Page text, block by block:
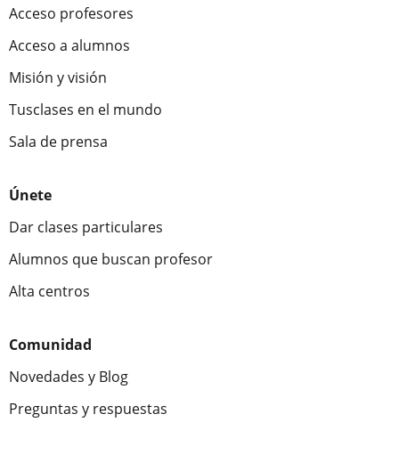
Acceso profesores
Acceso a alumnos
Misión y visión
Tusclases en el mundo
Sala de prensa
Únete
Dar clases particulares
Alumnos que buscan profesor
Alta centros
Comunidad
Novedades y Blog
Preguntas y respuestas